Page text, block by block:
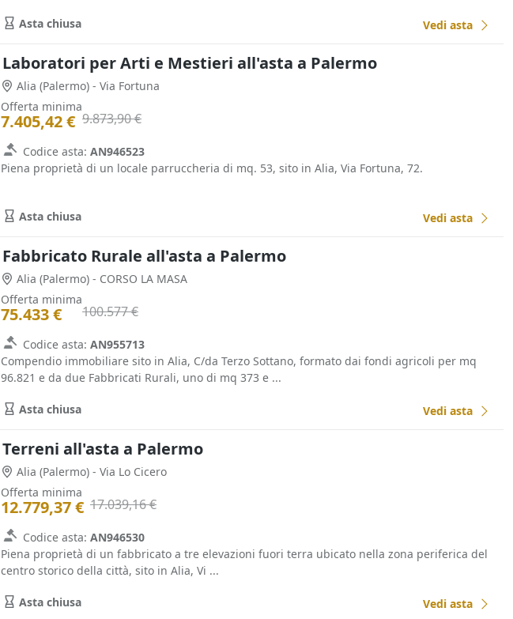
Asta chiusa Vedi asta
Laboratori per Arti e Mestieri all'asta a Palermo
Alia (Palermo) - Via Fortuna
Offerta minima
7.405,42 € 9.873,90 €
Codice asta: AN946523
Piena proprietà di un locale parruccheria di mq. 53, sito in Alia, Via Fortuna, 72.
Asta chiusa Vedi asta
Fabbricato Rurale all'asta a Palermo
Alia (Palermo) - CORSO LA MASA
Offerta minima
75.433 € 100.577 €
Codice asta: AN955713
Compendio immobiliare sito in Alia, C/da Terzo Sottano, formato dai fondi agricoli per mq
96.821 e da due Fabbricati Rurali, uno di mq 373 e ...
Asta chiusa Vedi asta
Terreni all'asta a Palermo
Alia (Palermo) - Via Lo Cicero
Offerta minima
12.779,37 € 17.039,16 €
Codice asta: AN946530
Piena proprietà di un fabbricato a tre elevazioni fuori terra ubicato nella zona periferica del
centro storico della città, sito in Alia, Vi ...
Asta chiusa Vedi asta